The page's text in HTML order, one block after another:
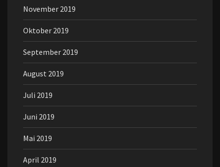
November 2019
Oktober 2019
September 2019
August 2019
Juli 2019
Juni 2019
Mai 2019
April 2019